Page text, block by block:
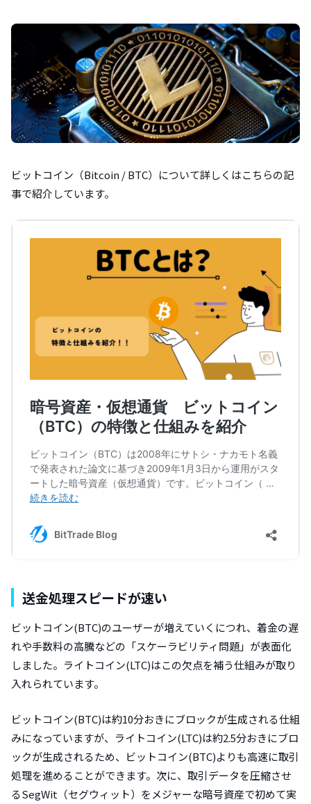
ビットコイン（Bitcoin / BTC）について詳しくはこちらの記
事で紹介しています。
送金処理スピードが速い
ビットコイン(BTC)のユーザーが増えていくにつれ、着金の遅
れや手数料の高騰などの「スケーラビリティ問題」が表面化
しました。ライトコイン(LTC)はこの欠点を補う仕組みが取り
入れられています。
ビットコイン(BTC)は約10分おきにブロックが生成される仕組
みになっていますが、ライトコイン(LTC)は約2.5分おきにブロ
ックが生成されるため、ビットコイン(BTC)よりも高速に取引
処理を進めることができます。次に、取引データを圧縮させ
るSegWit（セグウィット）をメジャーな暗号資産で初めて実